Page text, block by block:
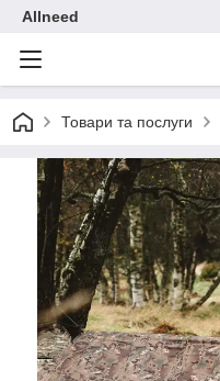
Allneed
Товари та послуги